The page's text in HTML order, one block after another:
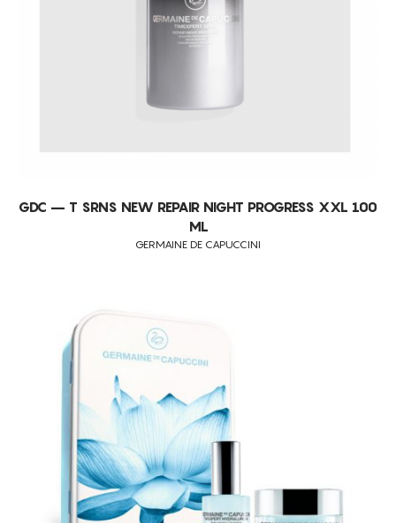
GDC – T SRNS NEW REPAIR NIGHT PROGRESS XXL 100
ML
GERMAINE DE CAPUCCINI